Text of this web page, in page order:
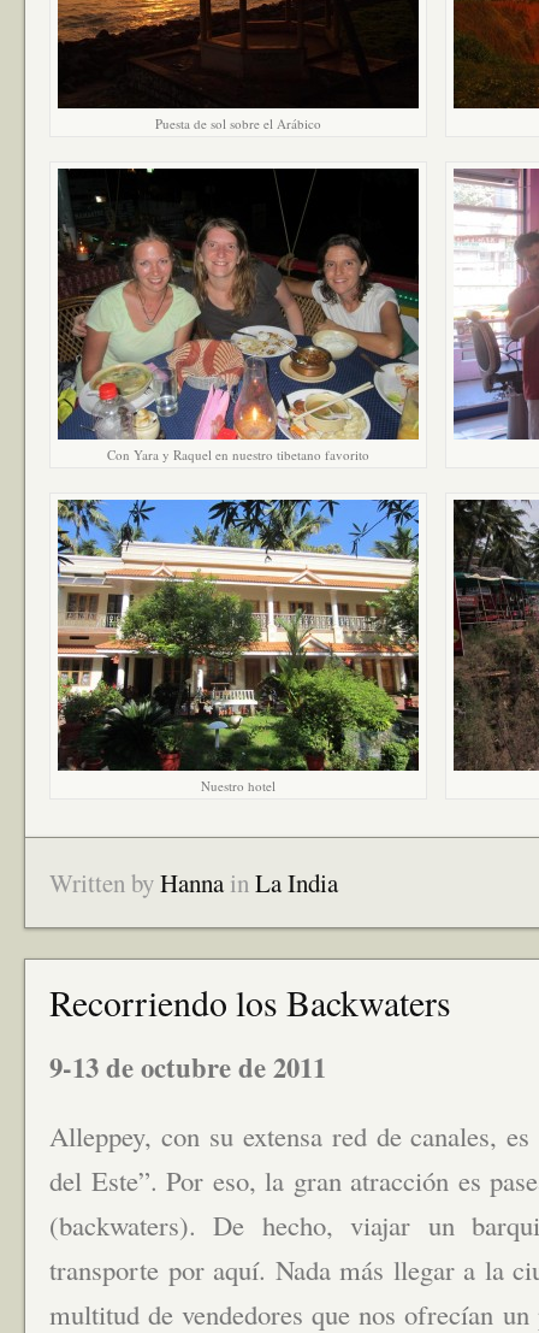
Puesta de sol sobre el Arábico
Con Yara y Raquel en nuestro tibetano favorito
Nuestro hotel
Written byHannainLa India
Recorriendo los Backwaters
9-13 de octubre de 2011
Alleppey, con su extensa red de canales,
del Este”. Por eso, la gran atracción es
(backwaters). De hecho, viajar un
transporte por aquí. Nada más llegar a la
multitud de vendedores que nos ofrecían